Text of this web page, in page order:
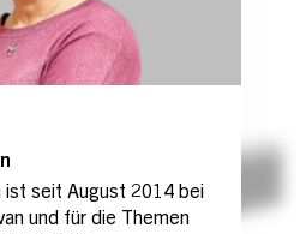
ist seit August 2014 bei
und für die Themen